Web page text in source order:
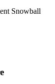
Snowball